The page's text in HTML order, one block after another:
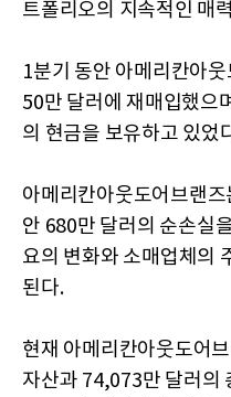
트폴리오의 지속적인 매
1분기 동안 아메리칸아
50만 달러에 재매입했으
의 현금을 보유하고 있었
아메리칸아웃도어브랜
안 680만 달러의 순손실
요의 변화와 소매업체의
된다.
현재 아메리칸아웃도어
자산과 74,073만 달러의